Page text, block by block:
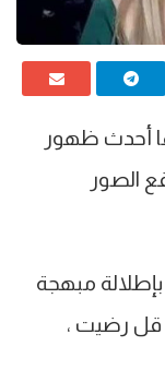
أحدث ظهور
الصور
مبهجة
رضيت ،